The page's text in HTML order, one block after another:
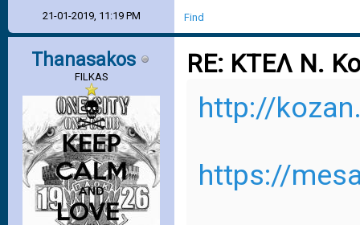
21-01-2019, 11:19 PM Find
Thanasakos
FILKAS RE: ΚΤΕΛ Ν.
http://
https://